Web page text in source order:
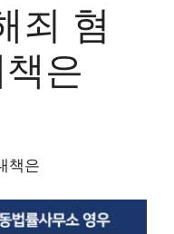
죄 혐
은
책은